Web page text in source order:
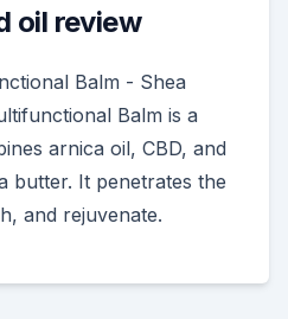
oil review
Balm - Shea
Balm is a
arnica oil, CBD, and
butter. It penetrates the
and rejuvenate.